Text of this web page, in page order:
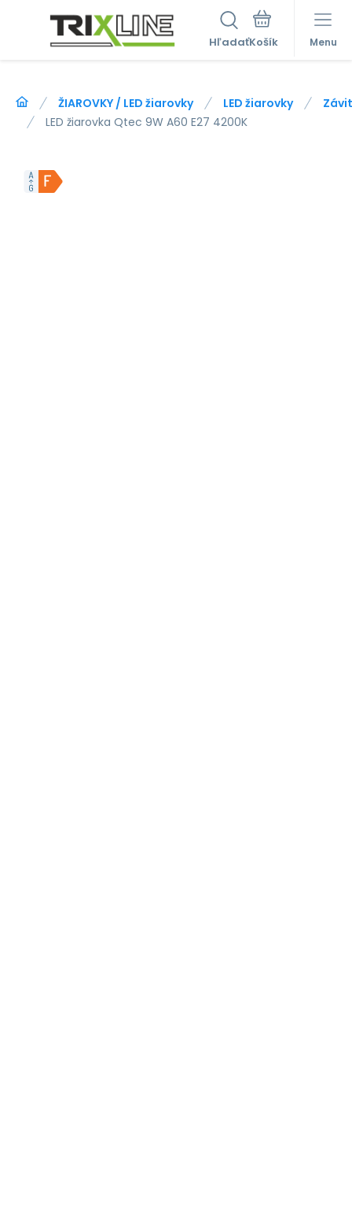
Hľadať Menu
ŽIAROVKY / LED žiarovky LED žiarovky
LED žiarovka Qtec 9W A60 E27 4200K